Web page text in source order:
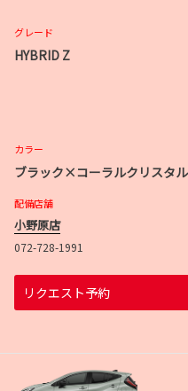
グレード
HYBRID Z
カラー
ブラック×コーラルクリスタ
配備店舗
小野原店
072-728-1991
リクエスト予約